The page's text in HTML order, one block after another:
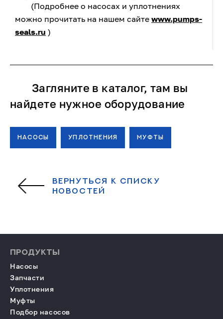
(Подробнее о насосах и уплотнениях
можно прочитать на нашем сайте www.pumps-
seals.ru )
Загляните в каталог, там вы
найдете нужное оборудование
НАСОСЫ УПЛОТНЕНИЯ МУФТЫ
ВЕРНУТЬСЯ К СПИСКУ
НОВОСТЕЙ
ПРОДУКТЫ
Насосы
Запчасти
Уплотнения
Муфты
Подбор насосов